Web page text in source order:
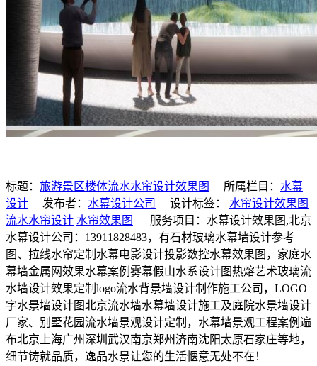
标题： 旅游景区楼体流水水帘设计效果图 所属栏目： 水幕
设计 发布者： 水幕设计公司 设计标签： 水帘设计效果图
流水水帘设计 水帘效果图
服务项目：水幕设计效果图,北京
水幕设计公司：13911828483，有石材玻璃水幕墙设计参考
图、拉线水帘定制水幕电影设计投影数控水幕效果图，家庭水
幕墙金属网效果水幕案例雾幕假山水系设计图热熔艺术玻璃流
水墙设计效果定制logo流水背景墙设计制作施工公司，LOGO
字水景墙设计图北京流水墙水幕墙设计施工及庭院水景墙设计
厂家、别墅花园流水墙景观设计定制，水幕墙景观工程案例遍
布北京上海广州深圳武汉南京郑州济南沈阳太原石家庄等地，
细节铸就品质，逸品水景让您的生活惬意无处不在！